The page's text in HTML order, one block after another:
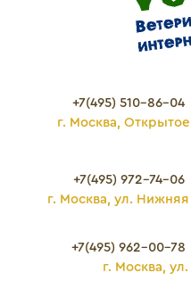
+7(495) 510-86-04
г. Москва,
+7(495) 972-74-06
г. Москва, ул.
+7(495) 962-00-78
г. Москва,